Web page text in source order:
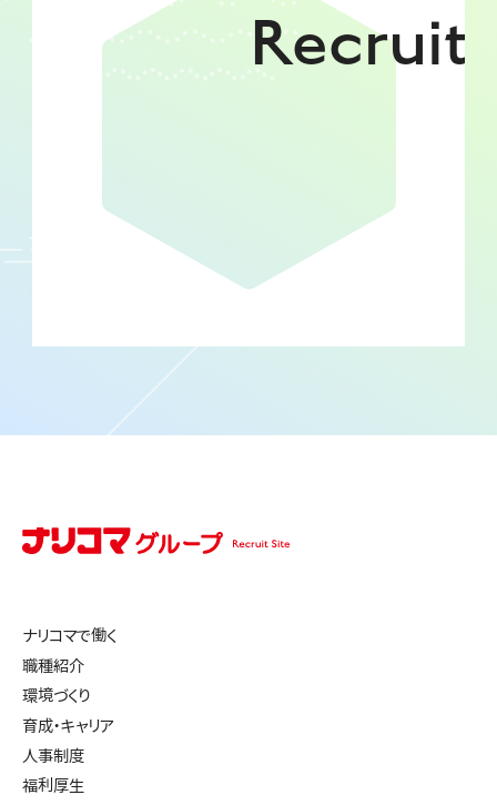
Recruit
ナリコマで働く
職種紹介
環境づくり
育成・キャリア
人事制度
福利厚生